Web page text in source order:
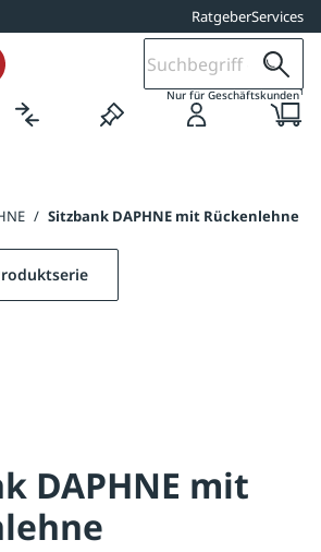
RatgeberServices
Nur für Geschäftskunden1
/ Sitzbank DAPHNE mit Rückenlehne
DAPHNE mit